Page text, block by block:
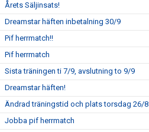
Årets Säljinsats!
Dreamstar häften inbetalning 30/9
Pif herrmatch!!
Pif herrmatch
Sista träningen ti 7/9, avslutning to 9/9
Dreamstar häften!
Ändrad träningstid och plats torsdag 26/8
Jobba pif herrmatch